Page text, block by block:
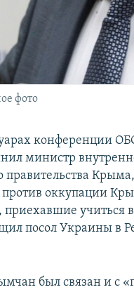
фото
конференции
министр
правительства
оккупации
учиться
посол Украины в
был связан и с